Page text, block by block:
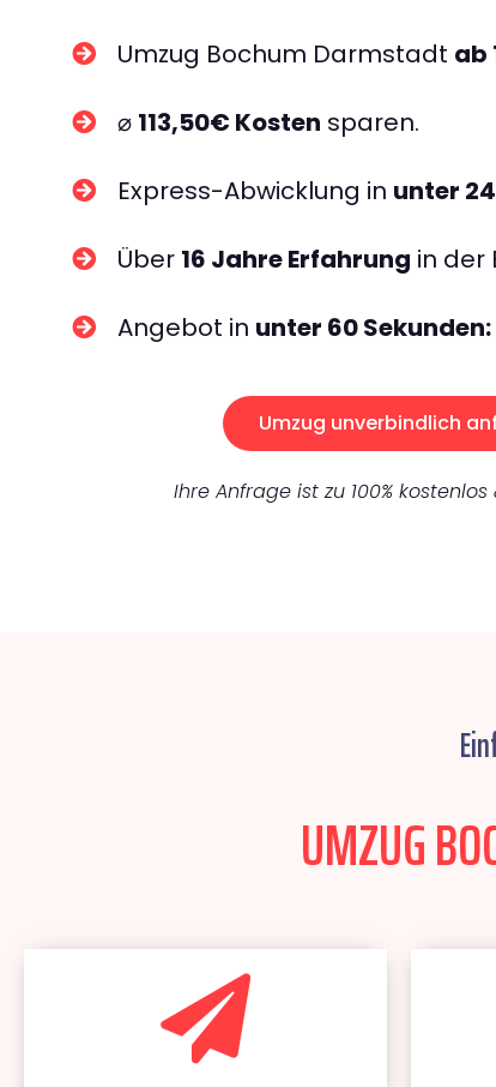
Umzug Bochum Darmstadt ab
⌀ 113,50€ Kosten sparen.
Express-Abwicklung in unter
Über 16 Jahre Erfahrung in der
Angebot in unter 60 Sekunden:
Umzug unverbindlich
Ihre Anfrage ist zu 100%
UMZUG